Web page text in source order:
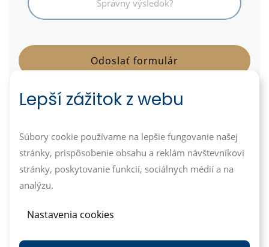
info@mediareal.sk
+421 949 702 800
Lepší zážitok z webu
Súbory cookie používame na lepšie fungovanie našej
stránky, prispôsobenie obsahu a reklám návštevníkovi
stránky, poskytovanie funkcií, sociálnych médií a na
analýzu.
Nastavenia cookies